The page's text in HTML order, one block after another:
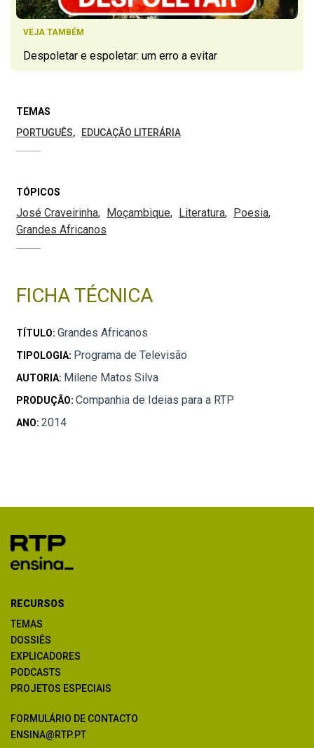
VEJA TAMBÉM
Despoletar e espoletar: um erro a evitar
TEMAS
PORTUGUÊS
EDUCAÇÃO LITERÁRIA
TÓPICOS
José Craveirinha Moçambique Literatura
Poesia
Grandes Africanos
FICHA TÉCNICA
TÍTULO: Grandes Africanos
TIPOLOGIA: Programa de Televisão
AUTORIA: Milene Matos Silva
PRODUÇÃO: Companhia de Ideias para a RTP
ANO: 2014
RECURSOS
TEMAS
DOSSIÊS
EXPLICADORES
PODCASTS
PROJETOS ESPECIAIS
FORMULÁRIO DE CONTACTO
ENSINA@RTP.PT